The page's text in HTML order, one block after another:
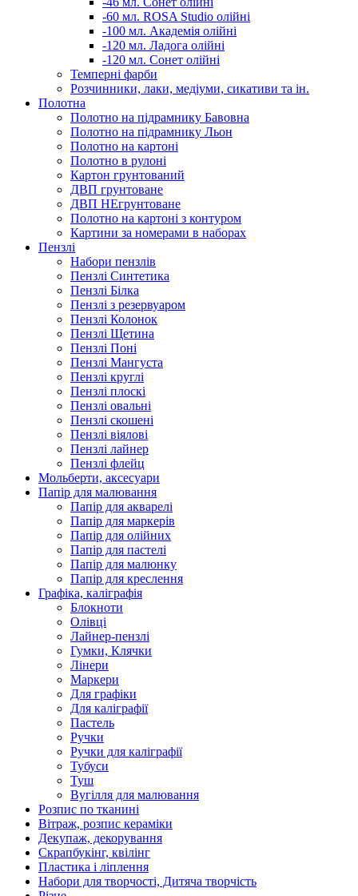
-60 мл. ROSA Studio олійні
-100 мл. Академія олійні
-120 мл. Ладога олійні
-120 мл. Сонет олійні
Темперні фарби
Розчинники, лаки, медіуми, сикативи та ін.
Полотна
Полотно на підрамнику Бавовна
Полотно на підрамнику Льон
Полотно на картоні
Полотно в рулоні
Картон грунтований
ДВП грунтоване
ДВП НЕгрунтоване
Полотно на картоні з контуром
Картини за номерами в наборах
Пензлі
Набори пензлів
Пензлі Синтетика
Пензлі Білка
Пензлі з резервуаром
Пензлі Колонок
Пензлі Щетина
Пензлі Поні
Пензлі Мангуста
Пензлі круглі
Пензлі плоскі
Пензлі овальні
Пензлі скошені
Пензлі віялові
Пензлі лайнер
Пензлі флейц
Мольберти, аксесуари
Папір для малювання
Папір для акварелі
Папір для маркерів
Папір для олійних
Папір для пастелі
Папір для малюнку
Папір для креслення
Графіка, каліграфія
Блокноти
Олівці
Лайнер-пензлі
Гумки, Клячки
Лінери
Маркери
Для графіки
Для каліграфії
Пастель
Ручки
Ручки для каліграфії
Тубуси
Туш
Вугілля для малювання
Розпис по тканині
Вітраж, розпис кераміки
Декупаж, декорування
Скрапбукінг, квілінг
Пластика і ліплення
Набори для творчості, Дитяча творчість